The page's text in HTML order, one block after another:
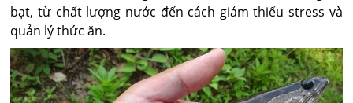
bạt, từ chất lượng nước đến cách giảm thiểu stress và
quản lý thức ăn.